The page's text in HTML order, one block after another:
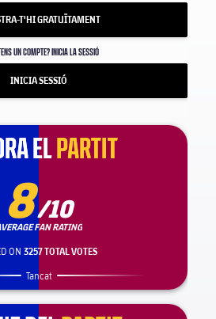
T'HI GRATUÏTAMENT
UN COMPTE? INICIA LA SESSIÓ
INICIA SESSIÓ
EL PARTIT
EL PARTIT
8/10
FAN RATING
ON 3257 TOTAL VOTES
Tancat